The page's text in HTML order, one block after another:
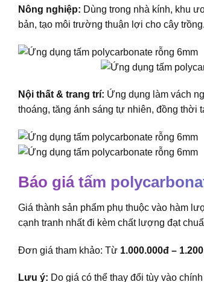
Nông nghiệp: Dùng trong nhà kính, khu
bản, tạo môi trường thuận lợi cho cây trồng.
Nội thất & trang trí: Ứng dụng làm vách
thoáng, tăng ánh sáng tự nhiên, đồng thời
Báo giá tấm
Giá thành sản phẩm phụ thuộc vào hàm
cạnh tranh nhất đi kèm chất lượng đạt
Đơn giá tham khảo: Từ 1.000.000đ –
Lưu ý: Do giá có thể thay đổi tùy vào